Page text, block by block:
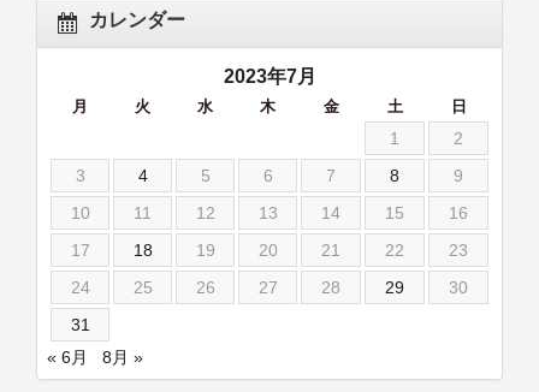
カレンダー
2023年7月
月 火 水 木 金 土 日
1
2
3
4 5 6 7 8
9
10
11 12 13 14 15
16
17
18 19 20 21 22
23
24
25 26 27 28 29
30
31
« 6月
8月 »